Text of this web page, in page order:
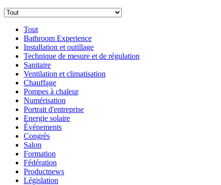
Tout
Bathroom Experience
Installation et outillage
Technique de mesure et de régulation
Sanitaire
Ventilation et climatisation
Chauffage
Pompes à chaleur
Numérisation
Portrait d'entreprise
Energie solaire
Événements
Congrès
Salon
Formation
Fédération
Productnews
Législation